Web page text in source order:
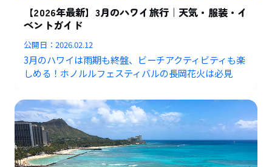
【2026年最新】3月のハワイ旅行｜天気・服装・イ
ベントガイド
公開日：2026.02.12
3月のハワイは雨期も終盤、ビーチアクティビティも楽
しめる！ホノルルフェスティバルの長岡花火は必見